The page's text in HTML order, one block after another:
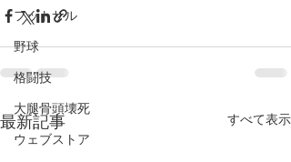
フットサル
野球
格闘技
大腿骨頭壊死
ウェブストア
最新記事 すべて表示